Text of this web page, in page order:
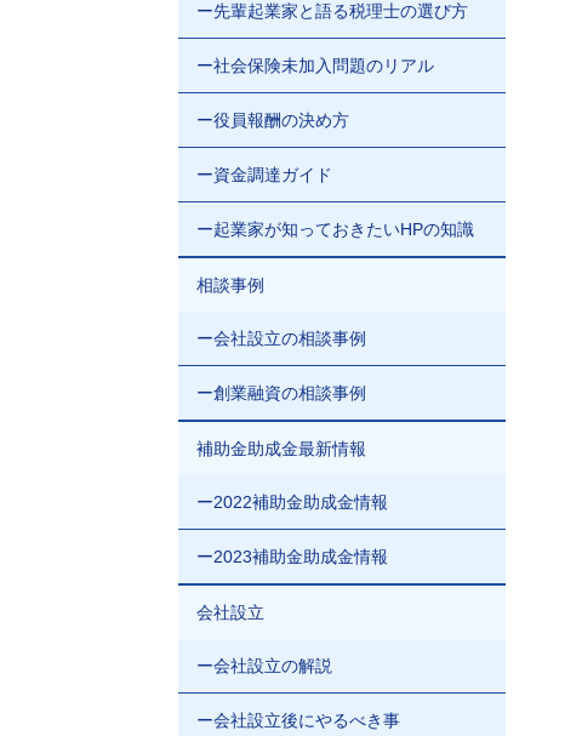
ー先輩起業家と語る税理士の選び方
ー社会保険未加入問題のリアル
ー役員報酬の決め方
ー資金調達ガイド
ー起業家が知っておきたいHPの知識
相談事例
ー会社設立の相談事例
ー創業融資の相談事例
補助金助成金最新情報
ー2022補助金助成金情報
ー2023補助金助成金情報
会社設立
ー会社設立の解説
ー会社設立後にやるべき事